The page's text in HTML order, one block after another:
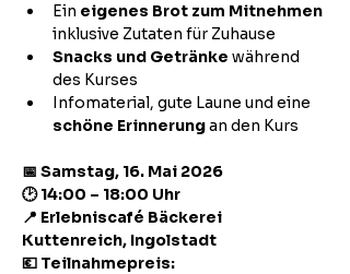
Ein eigenes Brot zum Mitnehmen
inklusive Zutaten für Zuhause
Snacks und Getränke während
des Kurses
Infomaterial, gute Laune und eine
schöne Erinnerung an den Kurs
📅 Samstag, 16. Mai 2026
🕑 14:00 – 18:00 Uhr
📍 Erlebniscafé Bäckerei
Kuttenreich, Ingolstadt
💶 Teilnahmepreis: